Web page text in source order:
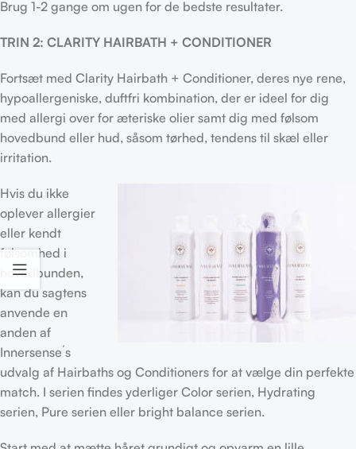
Brug 1-2 gange om ugen for de bedste resultater.
TRIN 2: CLARITY HAIRBATH + CONDITIONER
Fortsæt med Clarity Hairbath + Conditioner, deres nye rene,
hypoallergeniske, duftfri kombination, der er ideel for dig
med allergi over for æteriske olier samt dig med følsom
hovedbund eller hud, såsom tørhed, tendens til skæl eller
irritation.
Hvis du ikke
oplever allergier
eller kendt
følsomhed i
hovedbunden,
kan du sagtens
anvende en
anden af
Innersense´s
udvalg af Hairbaths og Conditioners for at vælge din perfekte
match. I serien findes yderliger Color serien, Hydrating
serien, Pure serien eller bright balance serien.